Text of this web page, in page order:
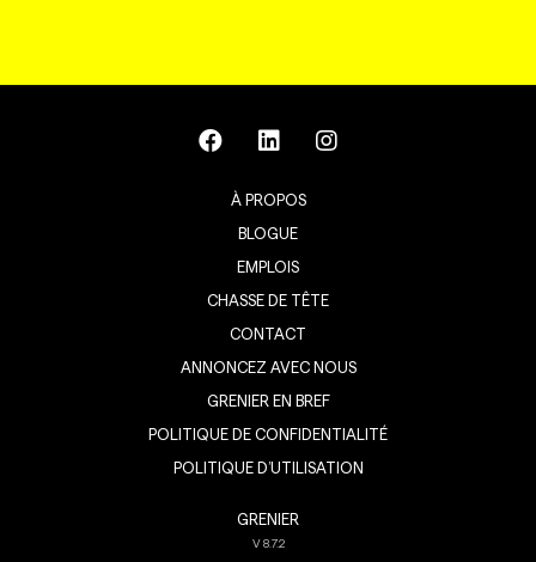
À PROPOS
BLOGUE
EMPLOIS
CHASSE DE TÊTE
CONTACT
ANNONCEZ AVEC NOUS
GRENIER EN BREF
POLITIQUE DE CONFIDENTIALITÉ
POLITIQUE D’UTILISATION
GRENIER
V8.7.2